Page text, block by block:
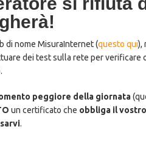
di nome MisuraInternet (questo qui),
dei test sulla rete per verificare
peggiore della giornata
un certificato che obbliga il
.